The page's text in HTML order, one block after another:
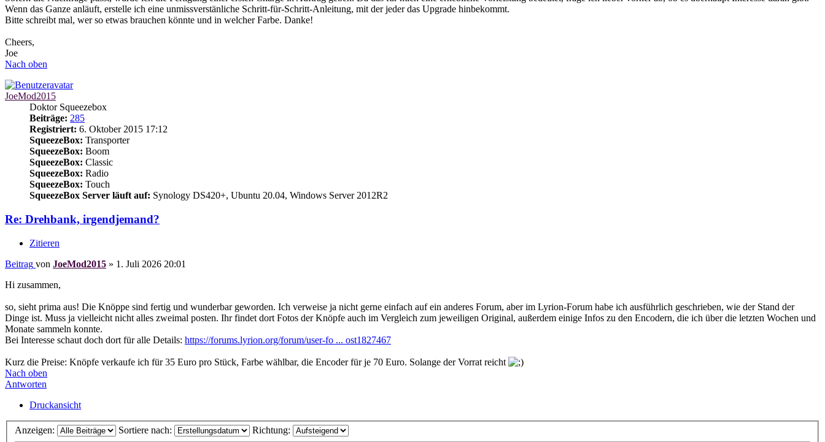
Wenn das Ganze anläuft, erstelle ich eine unmissverstänliche Schritt-für-Schritt-Anleitung, mit der jeder das Upgrade hinbekommt.
Bitte schreibt mal, wer so etwas brauchen könnte und in welcher Farbe. Danke!
Cheers,
Joe
Nach oben
JoeMod2015
Doktor Squeezebox
Beiträge: 285
Registriert: 6. Oktober 2015 17:12
SqueezeBox: Transporter
SqueezeBox: Boom
SqueezeBox: Classic
SqueezeBox: Radio
SqueezeBox: Touch
SqueezeBox Server läuft auf: Synology DS420+, Ubuntu 20.04, Windows Server 2012R2
Re: Drehbank, irgendjemand?
Zitieren
Beitrag von JoeMod2015 » 1. Juli 2026 20:01
Hi zusammen,
so, sieht prima aus! Die Knöppe sind fertig und wunderbar geworden. Ich verweise ja nicht gerne einfach auf ein anderes Forum, aber im Lyrion-Forum habe ich ausführlich geschrieben, wie der Stand der
Dinge ist. Muss ja vielleicht nicht alles zweimal posten. Ihr findet dort Fotos der Knöpfe auch im Vergleich zum jeweiligen Original, außerdem einige Infos zu den Encodern, die ich über die letzten Wochen und
Monate sammeln konnte.
Bei Interesse schaut doch dort für alle Details: https://forums.lyrion.org/forum/user-fo ... ost1827467
Kurz die Preise: Knöpfe verkaufe ich für 35 Euro pro Stück, Farbe wählbar, die Encoder für je 70 Euro. Solange der Vorrat reicht
Nach oben
Antworten
Druckansicht
Anzeigen: Sortiere nach: Richtung: